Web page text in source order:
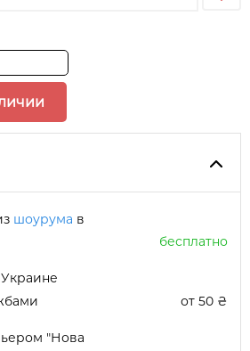
шоурума в
бесплатно
от 50 ₴
"Нова